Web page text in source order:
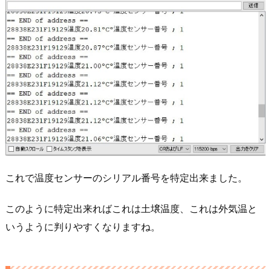
これで温度センサーのシリアル番号を特定出来ました。
このように特定出来ればこれは土壌温度、これは外気温と
いうように判りやすくなりますね。